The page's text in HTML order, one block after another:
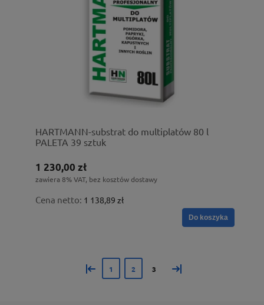
HARTMANN-substrat do multiplatów 80 l
PALETA 39 sztuk
1 230,00 zł
zawiera 8% VAT, bez kosztów dostawy
Cena netto: 1 138,89 zł
Do koszyka
« 1 2 3 »